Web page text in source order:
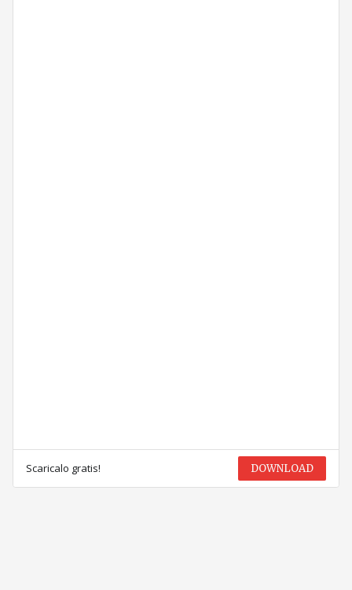
Scaricalo gratis! DOWNLOAD